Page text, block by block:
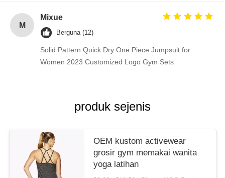
M
Mixue
Berguna (12)
Solid Pattern Quick Dry One Piece Jumpsuit for
Women 2023 Customized Logo Gym Sets
produk sejenis
OEM kustom activewear
grosir gym memakai wanita
yoga latihan